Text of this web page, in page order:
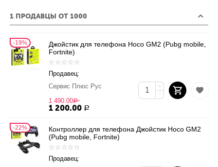
1 ПРОДАВЦЫ ОТ 1000
19%
Джойстик для телефона Hoco GM2 (Pubg mobile,
Fortnite)
Продавец:
Сервис Плюс Рус
1 490.00Р
1 200.00 Р
+
−
22%
Контроллер для телефона Джойстик Hoco GM2
(Pubg mobile, Fortnite)
Продавец: